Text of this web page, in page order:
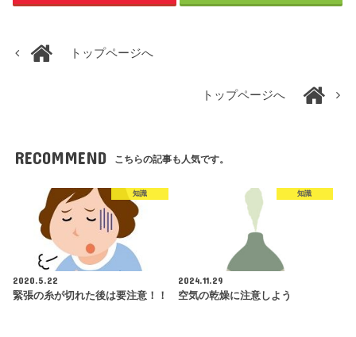
トップページへ
トップページへ
RECOMMEND こちらの記事も人気です。
知識
2020.5.22
緊張の糸が切れた後は要注意！！
知識
2024.11.29
空気の乾燥に注意しよう